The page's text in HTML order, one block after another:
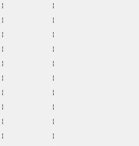
¦           ¦
¦           ¦
¦           ¦
¦           ¦
¦           ¦
¦           ¦
¦           ¦
¦           ¦
¦           ¦
¦           ¦